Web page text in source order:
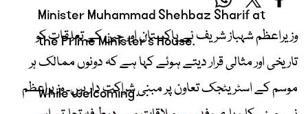
Minister Muhammad Shehbaz Sharif at
the Prime Minister's House.
While welcoming…
وزیراعظم شہباز شریف نے پاکستان اور چین کے تعلقات کو
تاریخی اور مثالی قرار دیتے ہوئے کہا ہے کہ دونوں ممالک ہر
موسم کے اسٹریٹجک تعاون پر مبنی شراکت دار ہیں۔ وزیراعظم